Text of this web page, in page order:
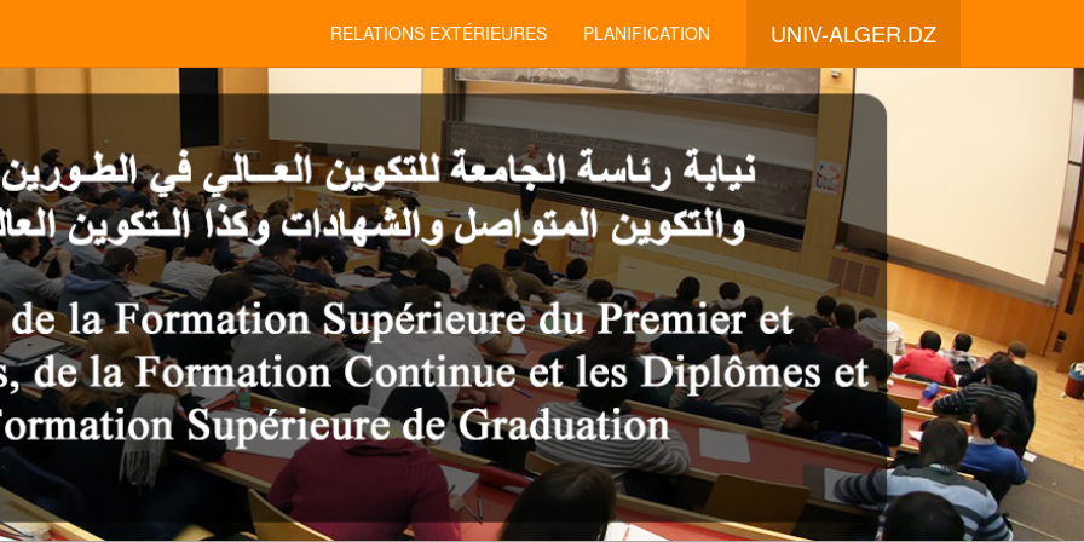
UNIV-ALGER.DZ
PLANIFICATION
RELATIONS EXTÉRIEURES